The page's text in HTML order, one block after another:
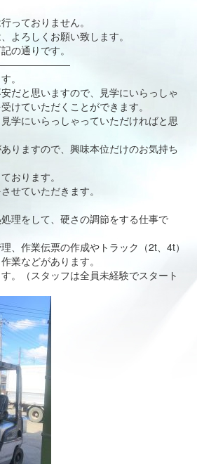
っておりません。
よろしくお願い致します。
の通りです。
。
だと思いますので、見学にいらっしゃ
けていただくことができます。
学にいらっしゃっていただければと思
りますので、興味本位だけのお気持ち
おります。
せていただきます。
理をして、硬さの調節をする仕事で
、作業伝票の作成やトラック（2t、4t）
業などがあります。
。（スタッフは全員未経験でスタート